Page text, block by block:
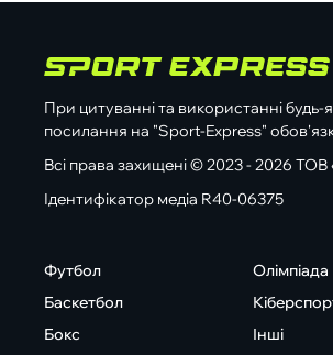
При цитуванні та використанні будь-
посилання на "Sport-Express"
Всі права захищені © 2023 - 2026
Ідентифікатор медіа R40-06375
Футбол
Баскетбол
Бокс
Олімпіада
Інші